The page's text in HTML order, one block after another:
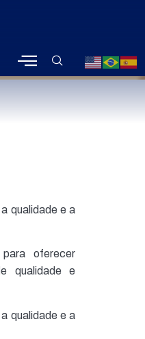
qualidade e a
oferecer
qualidade e
qualidade e a